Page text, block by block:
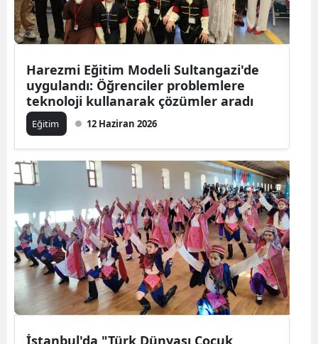
Harezmi Eğitim Modeli Sultangazi'de
uygulandı: Öğrenciler problemlere
teknoloji kullanarak çözümler aradı
Eğitim 12 Haziran 2026
İstanbul'da "Türk Dünyası Çocuk